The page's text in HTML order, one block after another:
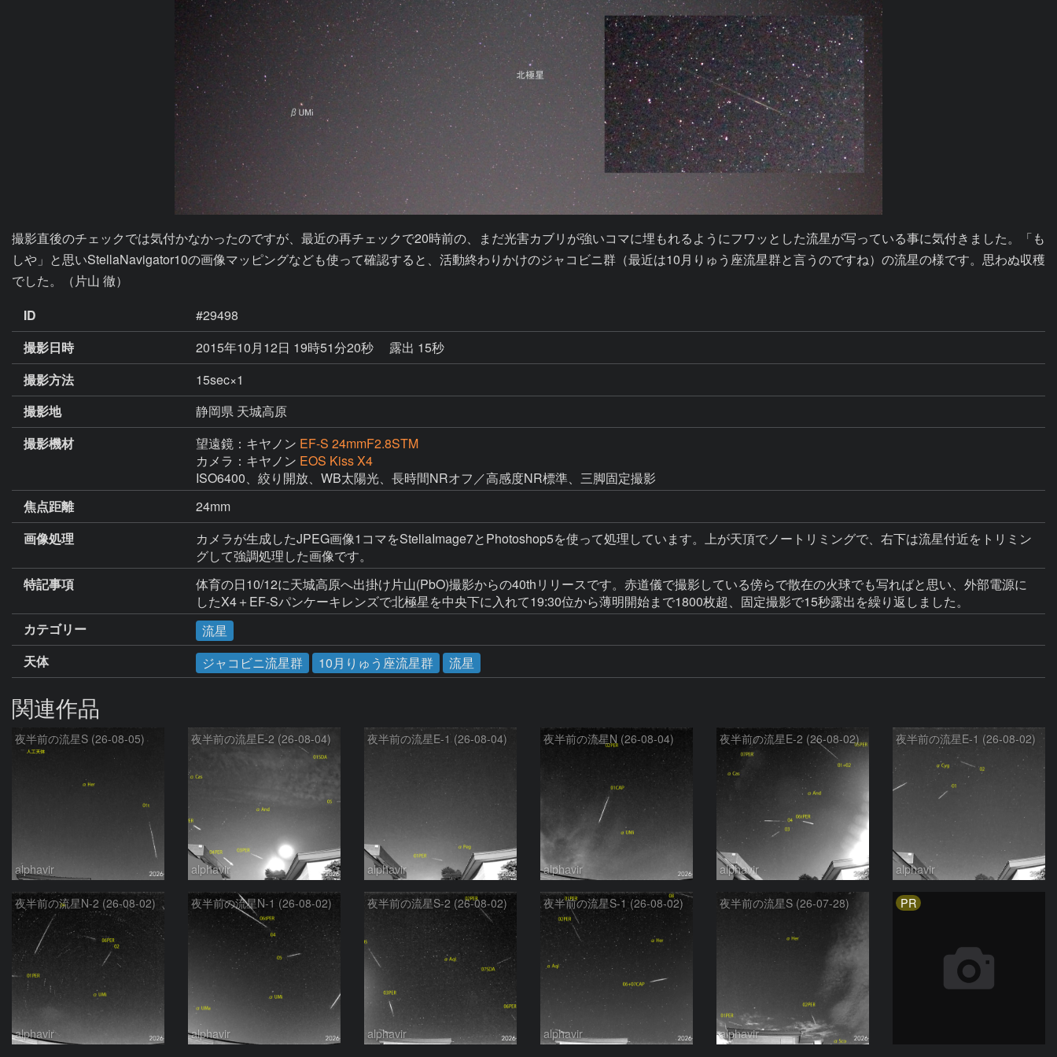
撮影直後のチェックでは気付かなかったのですが、最近の再チェックで20時前の、まだ光害カブリが強いコマに埋もれるようにフワッとした流星が写っている事に気付きました。「も
しや」と思いStellaNavigator10の画像マッピングなども使って確認すると、活動終わりかけのジャコビニ群（最近は10月りゅう座流星群と言うのですね）の流星の様です。思わぬ収穫
でした。（片山 徹）
ID
#29498
撮影日時
2015年10月12日 19時51分20秒
露出 15秒
撮影方法
15sec×1
撮影地
静岡県 天城高原
撮影機材
望遠鏡：キヤノン EF-S 24mmF2.8STM
カメラ：キヤノン EOS Kiss X4
ISO6400、絞り開放、WB太陽光、長時間NRオフ／高感度NR標準、三脚固定撮影
焦点距離
24mm
画像処理
カメラが生成したJPEG画像1コマをStellaImage7とPhotoshop5を使って処理しています。上が天頂でノートリミングで、右下は流星付近をトリミン
グして強調処理した画像です。
特記事項
体育の日10/12に天城高原へ出掛け片山(PbO)撮影からの40thリリースです。赤道儀で撮影している傍らで散在の火球でも写ればと思い、外部電源に
したX4＋EF-Sパンケーキレンズで北極星を中央下に入れて19:30位から薄明開始まで1800枚超、固定撮影で15秒露出を繰り返しました。
カテゴリー
流星
天体
ジャコビニ流星群 10月りゅう座流星群 流星
関連作品
夜半前の流星S (26-08-05)
alphavir
夜半前の流星E-2 (26-08-04)
alphavir
夜半前の流星E-1 (26-08-04)
alphavir
夜半前の流星N (26-08-04)
alphavir
夜半前の流星E-2 (26-08-02)
alphavir
夜半前の流星E-1 (26-08-02)
alphavir
夜半前の流星N-2 (26-08-02)
alphavir
夜半前の流星N-1 (26-08-02)
alphavir
夜半前の流星S-2 (26-08-02)
alphavir
夜半前の流星S-1 (26-08-02)
alphavir
夜半前の流星S (26-07-28)
alphavir
PR